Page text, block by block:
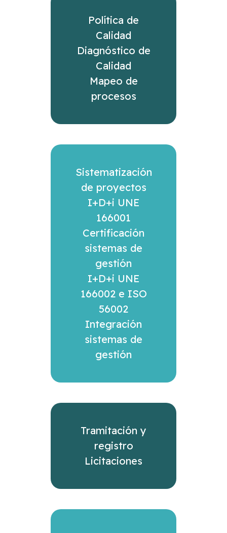
Política de
Calidad
Diagnóstico de
Calidad
Mapeo de
procesos
Sistematización
de proyectos
I+D+i UNE
166001
Certificación
sistemas de
gestión
I+D+i UNE
166002 e ISO
56002
Integración
sistemas de
gestión
Tramitación y
registro
Licitaciones